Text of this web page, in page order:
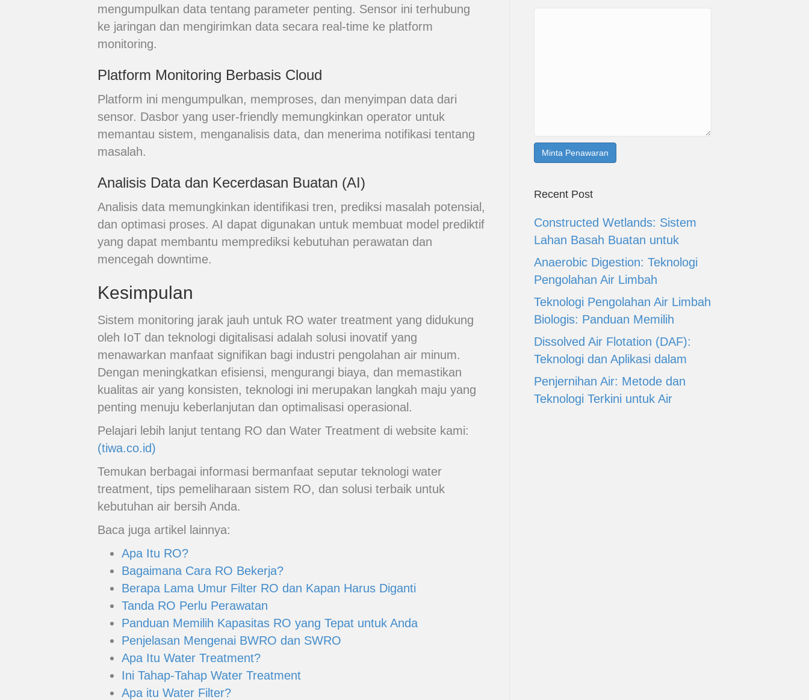
mengumpulkan data tentang parameter penting. Sensor ini terhubung
ke jaringan dan mengirimkan data secara real-time ke platform
monitoring.
Platform Monitoring Berbasis Cloud
Platform ini mengumpulkan, memproses, dan menyimpan data dari
sensor. Dasbor yang user-friendly memungkinkan operator untuk
memantau sistem, menganalisis data, dan menerima notifikasi tentang
masalah.
Analisis Data dan Kecerdasan Buatan (AI)
Analisis data memungkinkan identifikasi tren, prediksi masalah potensial,
dan optimasi proses. AI dapat digunakan untuk membuat model prediktif
yang dapat membantu memprediksi kebutuhan perawatan dan
mencegah downtime.
Kesimpulan
Sistem monitoring jarak jauh untuk RO water treatment yang didukung
oleh IoT dan teknologi digitalisasi adalah solusi inovatif yang
menawarkan manfaat signifikan bagi industri pengolahan air minum.
Dengan meningkatkan efisiensi, mengurangi biaya, dan memastikan
kualitas air yang konsisten, teknologi ini merupakan langkah maju yang
penting menuju keberlanjutan dan optimalisasi operasional.
Pelajari lebih lanjut tentang RO dan Water Treatment di website kami:
(tiwa.co.id)
Temukan berbagai informasi bermanfaat seputar teknologi water
treatment, tips pemeliharaan sistem RO, dan solusi terbaik untuk
kebutuhan air bersih Anda.
Baca juga artikel lainnya:
Apa Itu RO?
Bagaimana Cara RO Bekerja?
Berapa Lama Umur Filter RO dan Kapan Harus Diganti
Tanda RO Perlu Perawatan
Panduan Memilih Kapasitas RO yang Tepat untuk Anda
Penjelasan Mengenai BWRO dan SWRO
Apa Itu Water Treatment?
Ini Tahap-Tahap Water Treatment
Apa itu Water Filter?
Recent Post
Constructed Wetlands: Sistem
Lahan Basah Buatan untuk
Anaerobic Digestion: Teknologi
Pengolahan Air Limbah
Teknologi Pengolahan Air Limbah
Biologis: Panduan Memilih
Dissolved Air Flotation (DAF):
Teknologi dan Aplikasi dalam
Penjernihan Air: Metode dan
Teknologi Terkini untuk Air